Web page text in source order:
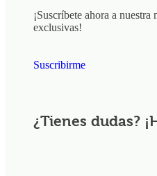
¡Suscríbete ahora a
exclusivas!
Suscribirme
¿Tienes dudas?